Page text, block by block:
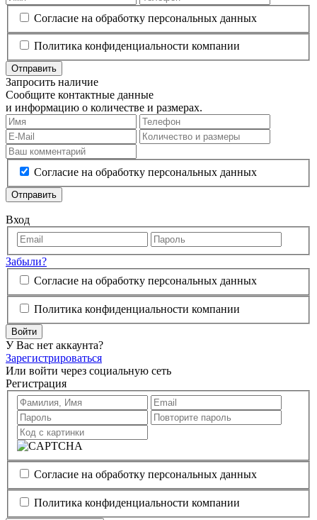
Согласие на обработку персональных данных
Политика конфиденциальности компании
Отправить
Запросить наличие
Сообщите контактные данные
и информацию о количестве и размерах.
Согласие на обработку персональных данных
Отправить
Вход
Забыли?
Согласие на обработку персональных данных
Политика конфиденциальности компании
Войти
У Вас нет аккаунта?
Зарегистрироваться
Или войти через социальную сеть
Регистрация
Согласие на обработку персональных данных
Политика конфиденциальности компании